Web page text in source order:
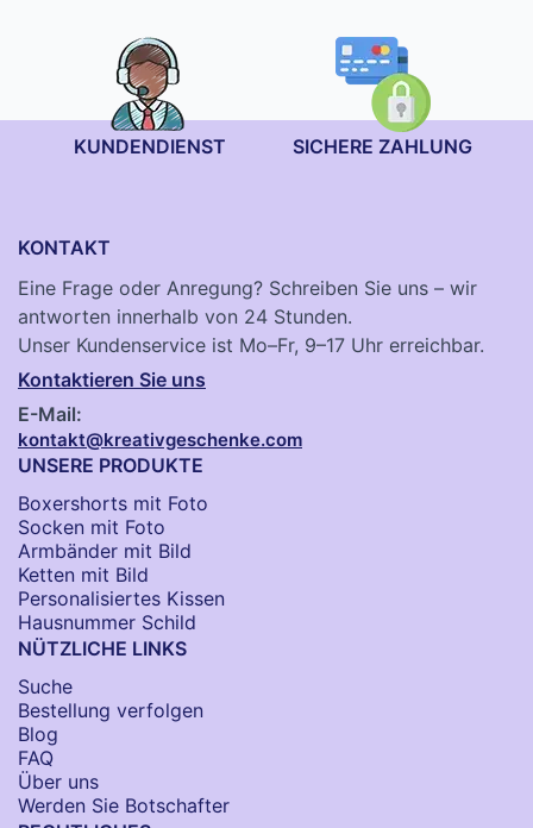
KUNDENDIENST SICHERE ZAHLUNG
KONTAKT
Eine Frage oder Anregung? Schreiben Sie uns – wir
antworten innerhalb von 24 Stunden.
Unser Kundenservice ist Mo–Fr, 9–17 Uhr erreichbar.
Kontaktieren Sie uns
E-Mail:
kontakt@kreativgeschenke.com
UNSERE PRODUKTE
Boxershorts mit Foto
Socken​ mit Foto
Armbänder mit Bild​
Ketten mit Bild
Personalisiertes Kissen
Hausnummer Schild
NÜTZLICHE LINKS
Suche
Bestellung verfolgen
Blog
FAQ
Über uns
Werden Sie Botschafter